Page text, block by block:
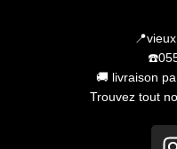
🚚 livraison
Trouvez tout